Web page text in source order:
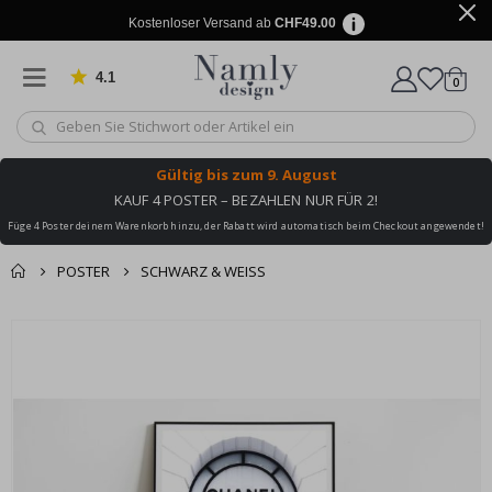
Kostenloser Versand ab CHF49.00
4.1 von 1024 Bewertungen
Wagen
0
Gültig bis zum 9. August
KAUF 4 POSTER – BEZAHLEN NUR FÜR 2!
Füge 4 Poster deinem Warenkorb hinzu, der Rabatt wird automatisch beim Checkout angewendet!
POSTER SCHWARZ & WEISS